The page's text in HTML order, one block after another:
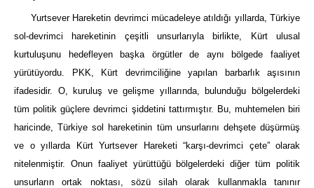
Yurtsever Hareketin devrimci mücadeleye atıldığı yıllarda, Türkiye
sol-devrimci hareketinin çeşitli unsurlarıyla birlikte, Kürt ulusal
kurtuluşunu hedefleyen başka örgütler de aynı bölgede faaliyet
yürütüyordu. PKK, Kürt devrimciliğine yapılan barbarlık aşısının
ifadesidir. O, kuruluş ve gelişme yıllarında, bulunduğu bölgelerdeki
tüm politik güçlere devrimci şiddetini tattırmıştır. Bu, muhtemelen biri
haricinde, Türkiye sol hareketinin tüm unsurlarını dehşete düşürmüş
ve o yıllarda Kürt Yurtsever Hareketi “karşı-devrimci çete” olarak
nitelenmiştir. Onun faaliyet yürüttüğü bölgelerdeki diğer tüm politik
unsurların ortak noktası, sözü silah olarak kullanmakla tanınır